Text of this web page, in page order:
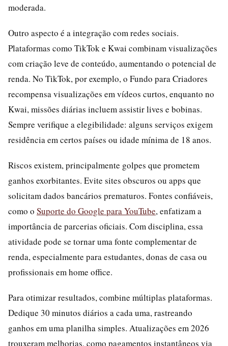
moderada.
Outro aspecto é a integração com redes sociais.
Plataformas como TikTok e Kwai combinam visualizações
com criação leve de conteúdo, aumentando o potencial de
renda. No TikTok, por exemplo, o Fundo para Criadores
recompensa visualizações em vídeos curtos, enquanto no
Kwai, missões diárias incluem assistir lives e bobinas.
Sempre verifique a elegibilidade: alguns serviços exigem
residência em certos países ou idade mínima de 18 anos.
Riscos existem, principalmente golpes que prometem
ganhos exorbitantes. Evite sites obscuros ou apps que
solicitam dados bancários prematuros. Fontes confiáveis,
como o Suporte do Google para YouTube, enfatizam a
importância de parcerias oficiais. Com disciplina, essa
atividade pode se tornar uma fonte complementar de
renda, especialmente para estudantes, donas de casa ou
profissionais em home office.
Para otimizar resultados, combine múltiplas plataformas.
Dedique 30 minutos diários a cada uma, rastreando
ganhos em uma planilha simples. Atualizações em 2026
trouxeram melhorias, como pagamentos instantâneos via